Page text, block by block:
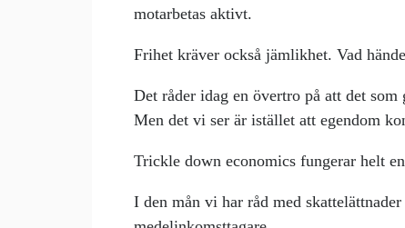
motarbetas aktivt.
Frihet kräver också jämlikhet. Vad
Det råder idag en övertro på att det
Men det vi ser är istället att egendom
Trickle down economics fungerar helt
I den mån vi har råd med